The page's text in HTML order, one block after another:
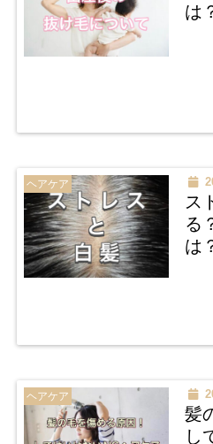
は
ヘアケア
ス
る
は
ヘアケア
髪
し